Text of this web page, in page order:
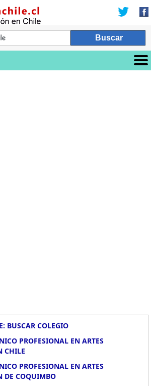
BUSCAR COLEGIO
PROFESIONAL EN ARTES
CHILE
PROFESIONAL EN ARTES
DE COQUIMBO